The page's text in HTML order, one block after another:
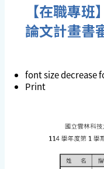
【在職專
論文計畫書
font sizedecrease
Print